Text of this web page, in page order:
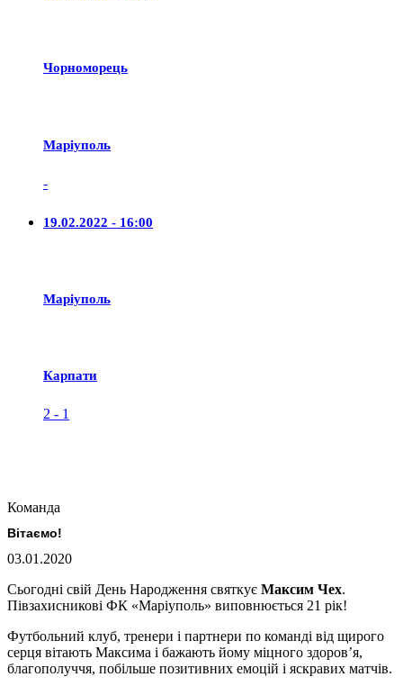
Чорноморець
Маріуполь
-
19.02.2022 - 16:00
Маріуполь
Карпати
2 - 1
Команда
Вітаємо!
03.01.2020
Сьогодні свій День Народження святкує Максим Чех.
Півзахисникові ФК «Маріуполь» виповнюється 21 рік!
Футбольний клуб, тренери і партнери по команді від щирого
серця вітають Максима і бажають йому міцного здоров’я,
благополуччя, побільше позитивних емоцій і яскравих матчів.